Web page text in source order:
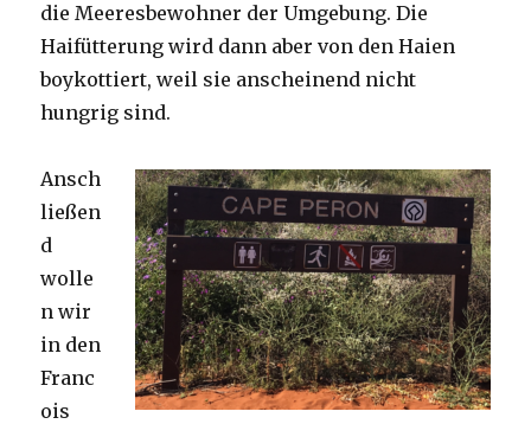
die Meeresbewohner der Umgebung. Die
Haifütterung wird dann aber von den Haien
boykottiert, weil sie anscheinend nicht
hungrig sind.
Ansch
ließen
d
wolle
n wir
in den
Franc
ois